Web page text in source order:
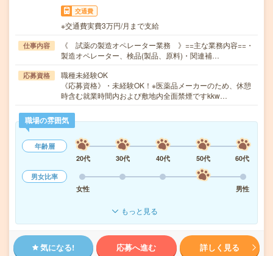
交通費
※交通費実費3万円/月まで支給
仕事内容
《 試薬の製造オペレーター業務 》==主な業務内容==・
製造オペレーター、検品(製品、原料)・関連補…
応募資格
職種未経験OK
《応募資格》・未経験OK！※医薬品メーカーのため、休憩
時含む就業時間内および敷地内全面禁煙ですkkw…
職場の雰囲気
年齢層
20代
30代 40代 50代
60代
男女比率
女性
男性
もっと見る
気になる! 応募へ進む 詳しく見る